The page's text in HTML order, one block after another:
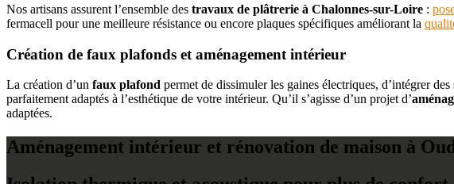
Nos artisans assurent l’ensemble des travaux de plâtrerie à Chalonnes-sur-Loire :
fermacell pour une meilleure résistance ou encore plaques spécifiques améliorant la
Création de faux plafonds et aménagement intérieur
La création d’un faux plafond permet de dissimuler les gaines électriques, d’intégrer
parfaitement adaptés à l’esthétique de votre intérieur. Qu’il s’agisse d’un projet d’
adaptées.
Aménagement intérieur et rénovation de maison à